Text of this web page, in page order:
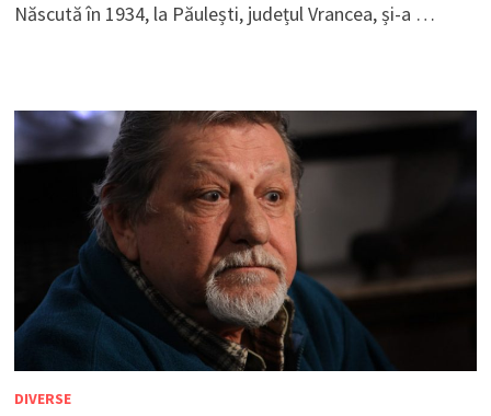
Născută în 1934, la Păulești, județul Vrancea, și-a …
DIVERSE